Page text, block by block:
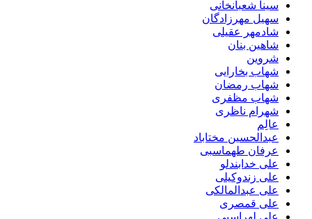
سینا شعبانخانی
سهیل مهرزادگان
شادمهر عقیلی
شاهین بنان
شروین
شهاب بخارایی
شهاب رمضان
شهاب مظفری
شهرام ناظری
عالِم
عبدالحسین مختاباد
عرفان طهماسبی
علی خدابندلو
علی زندوکیلی
علی عبدالمالکی
علی قمصری
علی لهراسبی